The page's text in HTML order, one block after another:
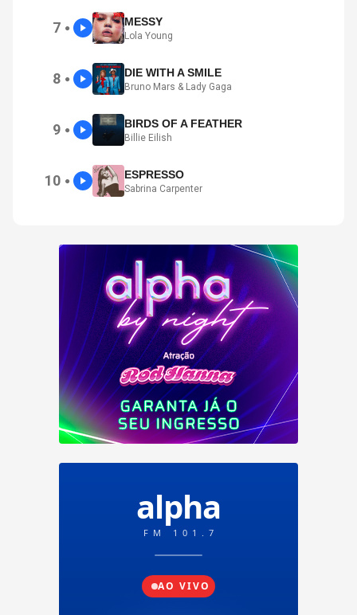
7 ● MESSY
Lola Young
8 ● DIE WITH A SMILE
Bruno Mars & Lady Gaga
9 ● BIRDS OF A FEATHER
Billie Eilish
10 ● ESPRESSO
Sabrina Carpenter